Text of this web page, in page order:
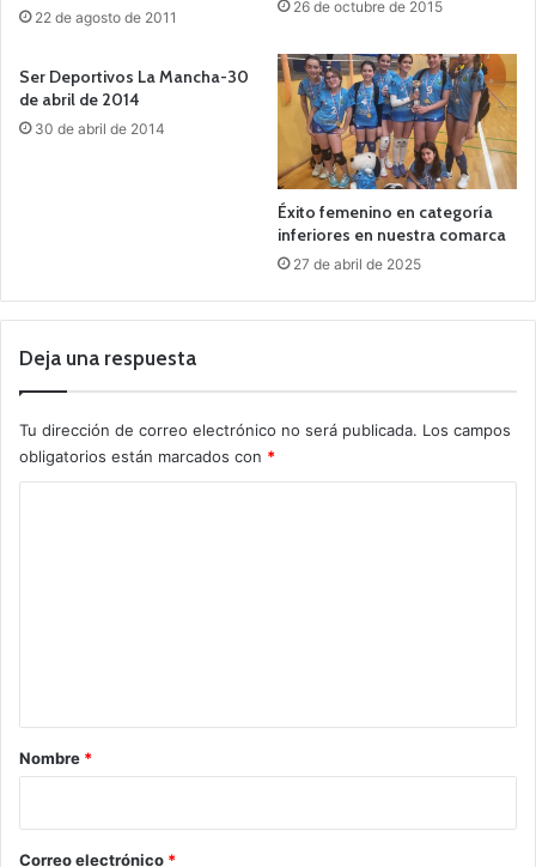
22 de agosto de 2011
26 de octubre de 2015
Ser Deportivos La Mancha-30
de abril de 2014
30 de abril de 2014
Éxito femenino en categoría
inferiores en nuestra comarca
27 de abril de 2025
Deja una respuesta
Tu dirección de correo electrónico no será publicada. Los campos
obligatorios están marcados con *
r
*
Nombre *
Correo electrónico *